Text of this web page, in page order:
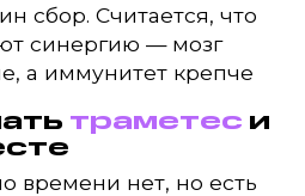
сбор. Считается, что
синергию — мозг
а иммунитет крепче
траметес и
времени нет, но есть